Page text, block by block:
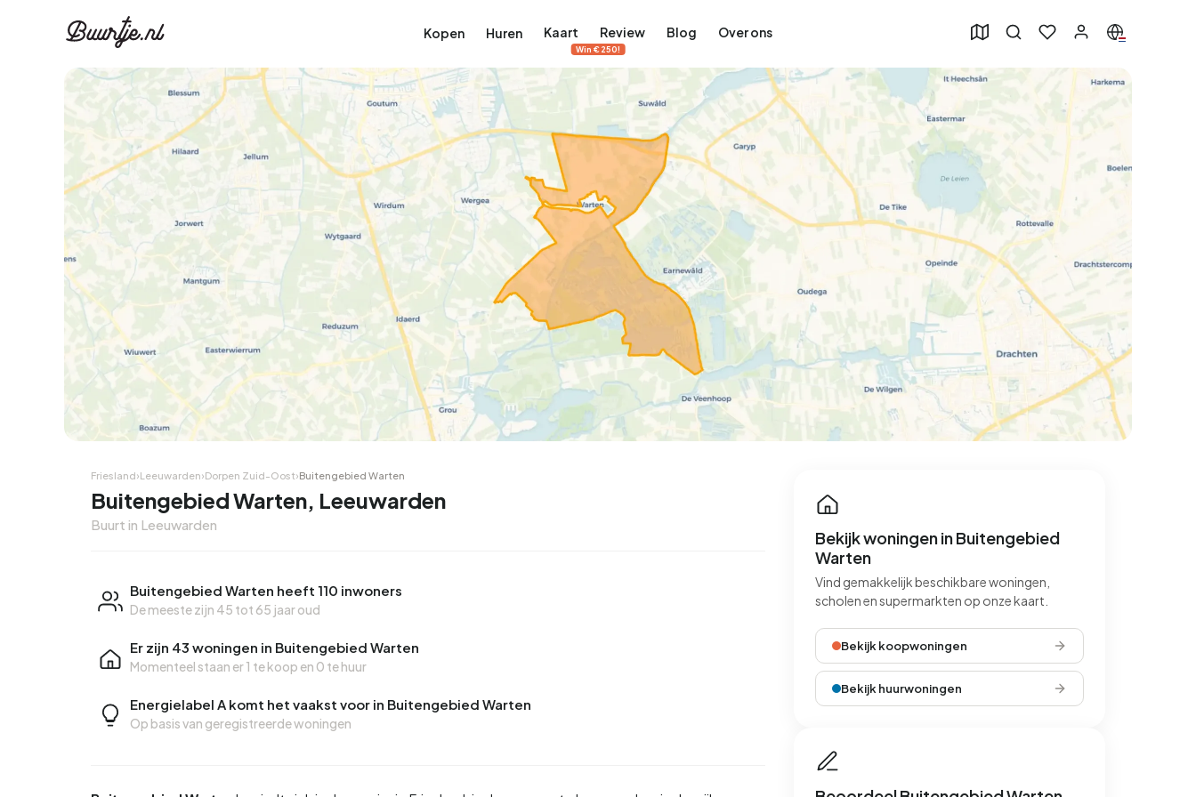
Kopen Huren Kaart Review
Win €250!
Blog Over ons
Friesland›Leeuwarden›Dorpen Zuid-Oost›Buitengebied Warten
Buitengebied Warten, Leeuwarden
Buurt in Leeuwarden
Buitengebied Warten heeft 110 inwoners
De meeste zijn 45 tot 65 jaar oud
Er zijn 43 woningen in Buitengebied Warten
Momenteel staan er1 te koop en 0 te huur
Energielabel A komt het vaakst voor in Buitengebied Warten
Op basis van geregistreerde woningen
Bekijk woningen in Buitengebied
Warten
Vind gemakkelijk beschikbare woningen,
scholen en supermarkten op onze kaart.
Bekijk koopwoningen
Bekijk huurwoningen